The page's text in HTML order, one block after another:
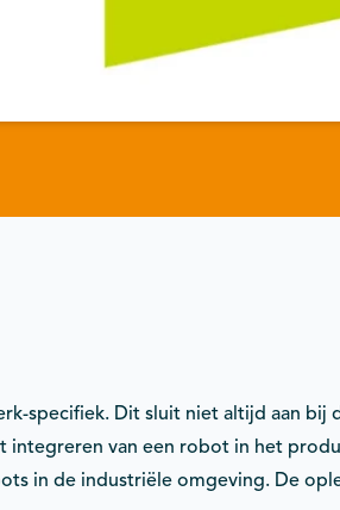
specifiek. Dit sluit niet altijd aan
van een robot in het
in de industriële omgeving. De